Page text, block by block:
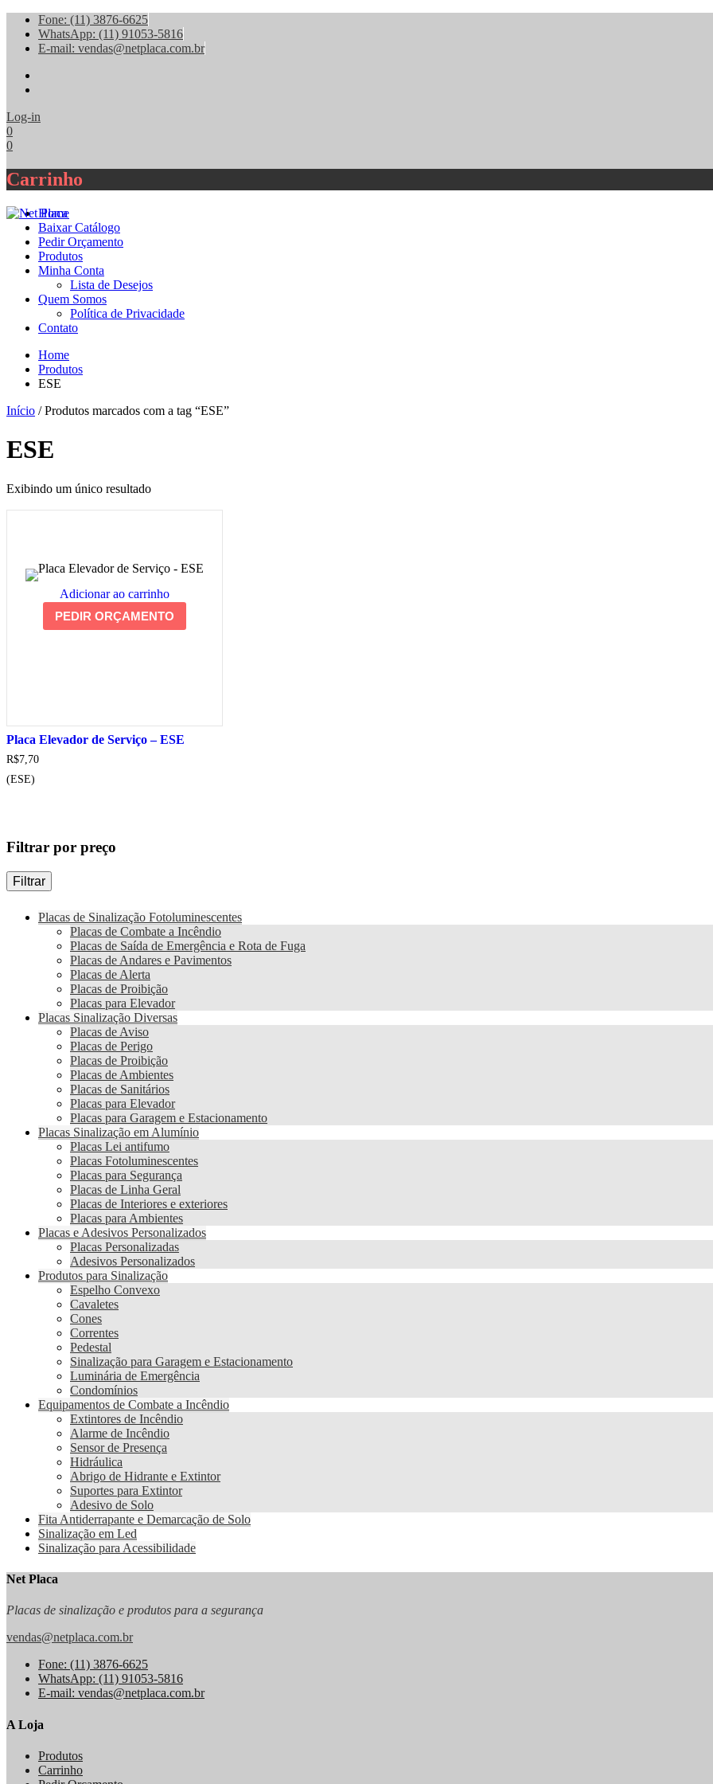
Fone: (11) 3876-6625
WhatsApp: (11) 91053-5816
E-mail: vendas@netplaca.com.br
Log-in
0
0
Carrinho
Home
Baixar Catálogo
Pedir Orçamento
Produtos
Minha Conta
Lista de Desejos
Quem Somos
Política de Privacidade
Contato
Home
Produtos
ESE
Início / Produtos marcados com a tag “ESE”
ESE
Exibindo um único resultado
Adicionar ao carrinho
PEDIR ORÇAMENTO
Placa Elevador de Serviço – ESE
R$7,70
(ESE)
Filtrar por preço
Filtrar
Placas de Sinalização Fotoluminescentes
Placas de Combate a Incêndio
Placas de Saída de Emergência e Rota de Fuga
Placas de Andares e Pavimentos
Placas de Alerta
Placas de Proibição
Placas para Elevador
Placas Sinalização Diversas
Placas de Aviso
Placas de Perigo
Placas de Proibição
Placas de Ambientes
Placas de Sanitários
Placas para Elevador
Placas para Garagem e Estacionamento
Placas Sinalização em Alumínio
Placas Lei antifumo
Placas Fotoluminescentes
Placas para Segurança
Placas de Linha Geral
Placas de Interiores e exteriores
Placas para Ambientes
Placas e Adesivos Personalizados
Placas Personalizadas
Adesivos Personalizados
Produtos para Sinalização
Espelho Convexo
Cavaletes
Cones
Correntes
Pedestal
Sinalização para Garagem e Estacionamento
Luminária de Emergência
Condomínios
Equipamentos de Combate a Incêndio
Extintores de Incêndio
Alarme de Incêndio
Sensor de Presença
Hidráulica
Abrigo de Hidrante e Extintor
Suportes para Extintor
Adesivo de Solo
Fita Antiderrapante e Demarcação de Solo
Sinalização em Led
Sinalização para Acessibilidade
Net Placa
Placas de sinalização e produtos para a segurança
vendas@netplaca.com.br
Fone: (11) 3876-6625
WhatsApp: (11) 91053-5816
E-mail: vendas@netplaca.com.br
A Loja
Produtos
Carrinho